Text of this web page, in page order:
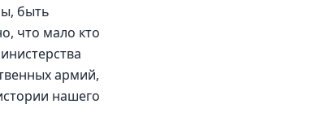
быть
что мало кто
армий,
нашего